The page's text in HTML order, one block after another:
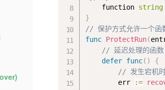
    function
string
}
// 保护方式允许一个函
func ProtectRun(
// 延迟处理的函数
defer func( )
{
// 发生宕机时
        err
:=